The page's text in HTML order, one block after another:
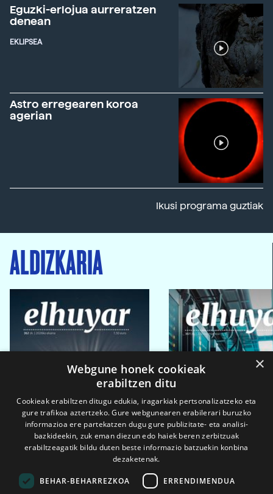
Eguzki-erlojua aurreratzen
denean
EKLIPSEA
Astro erregearen koroa
agerian
Ikusi programa guztiak
ALDIZKARIA
×
Webgune honek cookieak
erabiltzen ditu
Cookieak erabiltzen ditugu edukia, iragarkiak pertsonalizatzeko eta
gure trafikoa aztertzeko. Gure webgunearen erabilerari buruzko
informazioa ere partekatzen dugu gure publizitate- eta analisi-
bazkideekin, zuk eman diezun edo haiek beren zerbitzuak
erabiltzeagatik bildu duten beste informazio batzuekin konbina
dezaketenak.
BEHAR-BEHARREZKOA ERRENDIMENDUA